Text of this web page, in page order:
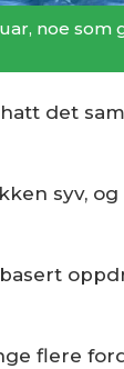
noe
det
syv,
flere